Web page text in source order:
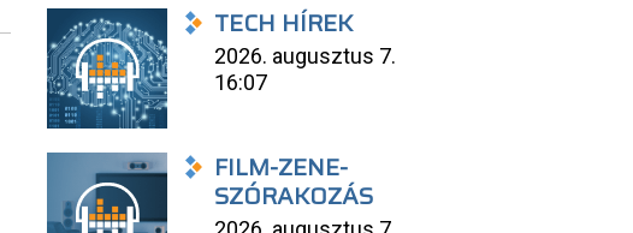
TECH HÍREK
2026. augusztus 7.
16:07
FILM-ZENE-
SZÓRAKOZÁS